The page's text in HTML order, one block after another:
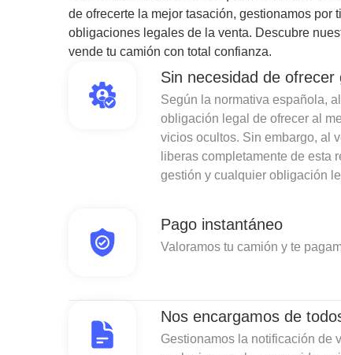
de ofrecerte la mejor tasación, gestionamos por
obligaciones legales de la venta. Descubre
vende tu camión con total confianza.
Sin necesidad de ofrecer
Según la normativa española,
obligación legal de ofrecer al
vicios ocultos. Sin embargo, al
liberas completamente de esta
gestión y cualquier obligación
Pago instantáneo
Valoramos tu camión y te
Nos encargamos de
Gestionamos la notificación de